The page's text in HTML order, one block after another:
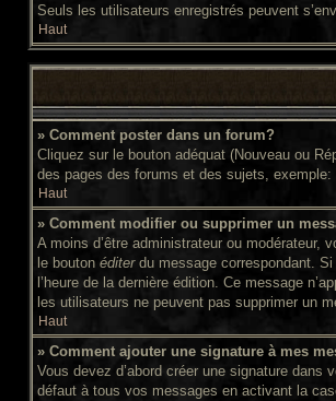
Seuls les utilisateurs enregistrés peuvent
Haut
» Comment poster dans un forum?
Cliquez sur le bouton adéquat (Nouveau ou
des pages des forums et des sujets, exemple:
Haut
» Comment modifier ou supprimer un
A moins d’être administrateur ou
le bouton éditerdu message correspondant. Si
l’heure de la dernière édition. Ce message
les utilisateurs ne peuvent pas supprimer un
Haut
» Comment ajouter une signature à mes
Vous devez d’abord créer une signature
défaut à tous vos messages en activant la